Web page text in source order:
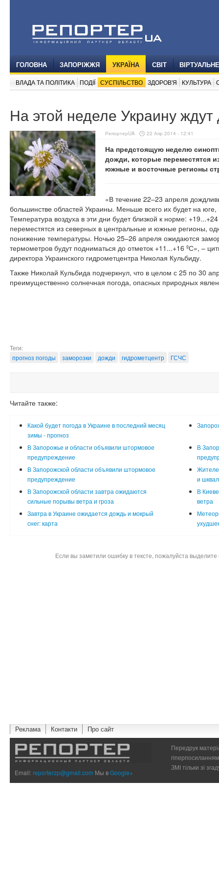
ГОЛОВНА ЗАПОРІЖЖЯ УКРАЇНА СВІТ
ВЛАДА ТА ПОЛІТИКА ПОДІЇ СУСПІЛЬСТВО ЗДОРОВ'Я КУЛЬТУРА
На этой неделе Украину
РепортерUA 22 Апр 2014 - 12:41
На предстоящую неделю
дожди, которые переместятся
южные и восточные регионы
«В течение 22–23 апреля
большинстве областей Украины. Меньше всего их будет на
Температура воздуха в эти дни будет близкой к норме:
переместятся из северных в центральные и южные регионы,
понижение температуры. Ночью 25–26 апреля ожидаются
термометров будут подниматься до отметок +11...+16 ºС», –
директора Украинского гидрометцентра Николая Кульбиду.
Также Николай Кульбида подчеркнул, что в целом с 25 по 30
преимущественно солнечная погода, опасных природных
Теги:
прогноз погоды
заморозки дожди гидрометцентр ГСЧС
Читайте также:
Какой будет погода в Украине в последний месяц
зимы - прогноз
В Запорожье и области объявили штормовое
предупреждение
В
В Запорожской области объявили штормовое
предупреждение
и
В Запорожской области завтра ожидаются
сильные порывы ветра и гроза
В
ветра
Завтра в Украине ожидается дождь и мокрый
снег: карта
Если вы заметили ошибку в тексте, пожалуйста
Реклама Контакти Про сайт
Email:reporterzp@gmail.com Мы вGoogle+
Передрук
ЗМІ тільки зі